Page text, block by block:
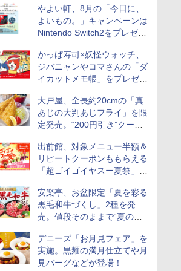
付き
やよい軒、8月の「今日に、
よいもの。」キャンペーンは
Nintendo Switch2をプレゼン
ト
かっぱ寿司×妖怪ウォッチ、
ジバニャンやコマさんの「ダ
イカットメモ帳」をプレゼン
ト
大戸屋、全長約20cmの「真
あじの大判あじフライ」を限
定発売。“200円引き”クーポ
ンも配信
出前館、対象メニュー半額＆
リピートクーポンももらえる
「超ゴイゴイヤスー夏祭」を
実施
安楽亭、お盆限定「夏を彩る
黒毛和牛づくし」2種を発
売。値段そのままで“夏の巻
き野菜”付き
デニーズ「お月見フェア」を
実施。黒麺の満月仕立てや月
見バーグなどが登場！